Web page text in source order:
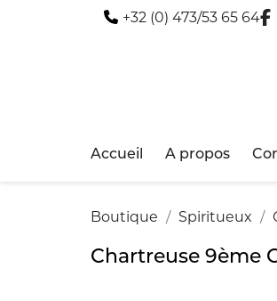
+32 (0) 473/53 65 64
Accueil A propos
Boutique Spiritueux
Chartreuse 9ème